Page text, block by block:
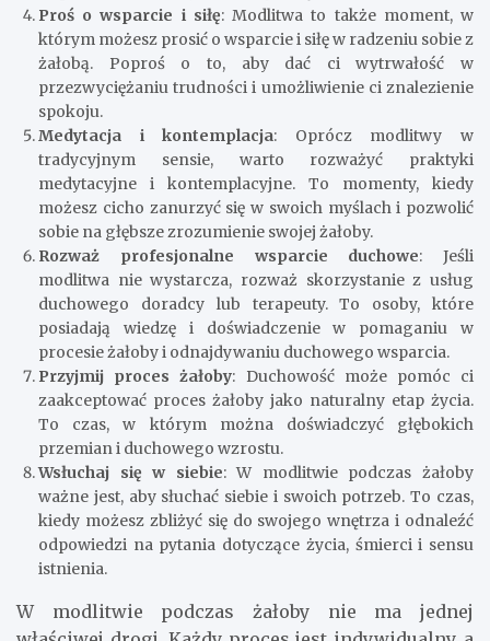
Proś o wsparcie i siłę: Modlitwa to także moment, w
którym możesz prosić o wsparcie i siłę w radzeniu sobie z
żałobą. Poproś o to, aby dać ci wytrwałość w
przezwyciężaniu trudności i umożliwienie ci znalezienie
spokoju.
Medytacja i kontemplacja: Oprócz modlitwy w
tradycyjnym sensie, warto rozważyć praktyki
medytacyjne i kontemplacyjne. To momenty, kiedy
możesz cicho zanurzyć się w swoich myślach i pozwolić
sobie na głębsze zrozumienie swojej żałoby.
Rozważ profesjonalne wsparcie duchowe: Jeśli
modlitwa nie wystarcza, rozważ skorzystanie z usług
duchowego doradcy lub terapeuty. To osoby, które
posiadają wiedzę i doświadczenie w pomaganiu w
procesie żałoby i odnajdywaniu duchowego wsparcia.
Przyjmij proces żałoby: Duchowość może pomóc ci
zaakceptować proces żałoby jako naturalny etap życia.
To czas, w którym można doświadczyć głębokich
przemian i duchowego wzrostu.
Wsłuchaj się w siebie: W modlitwie podczas żałoby
ważne jest, aby słuchać siebie i swoich potrzeb. To czas,
kiedy możesz zbliżyć się do swojego wnętrza i odnaleźć
odpowiedzi na pytania dotyczące życia, śmierci i sensu
istnienia.
W modlitwie podczas żałoby nie ma jednej